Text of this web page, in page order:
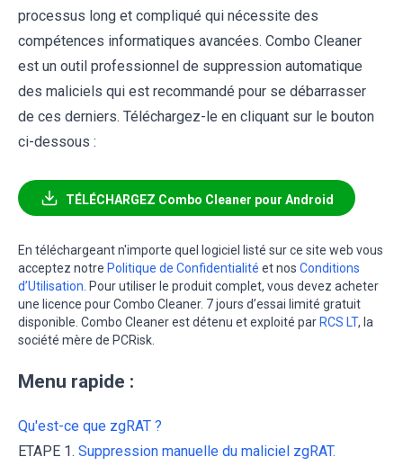
processus long et compliqué qui nécessite des
compétences informatiques avancées. Combo Cleaner
est un outil professionnel de suppression automatique
des maliciels qui est recommandé pour se débarrasser
de ces derniers. Téléchargez-le en cliquant sur le bouton
ci-dessous :
TÉLÉCHARGEZ Combo Cleaner pour Android
En téléchargeant n'importe quel logiciel listé sur ce site web vous
acceptez notre Politique de Confidentialité et nos Conditions
d’Utilisation . Pour utiliser le produit complet, vous devez acheter
une licence pour Combo Cleaner. 7 jours d’essai limité gratuit
disponible. Combo Cleaner est détenu et exploité par RCS LT, la
société mère de PCRisk.
Menu rapide :
Qu'est-ce que zgRAT ?
ETAPE 1. Suppression manuelle du maliciel zgRAT.